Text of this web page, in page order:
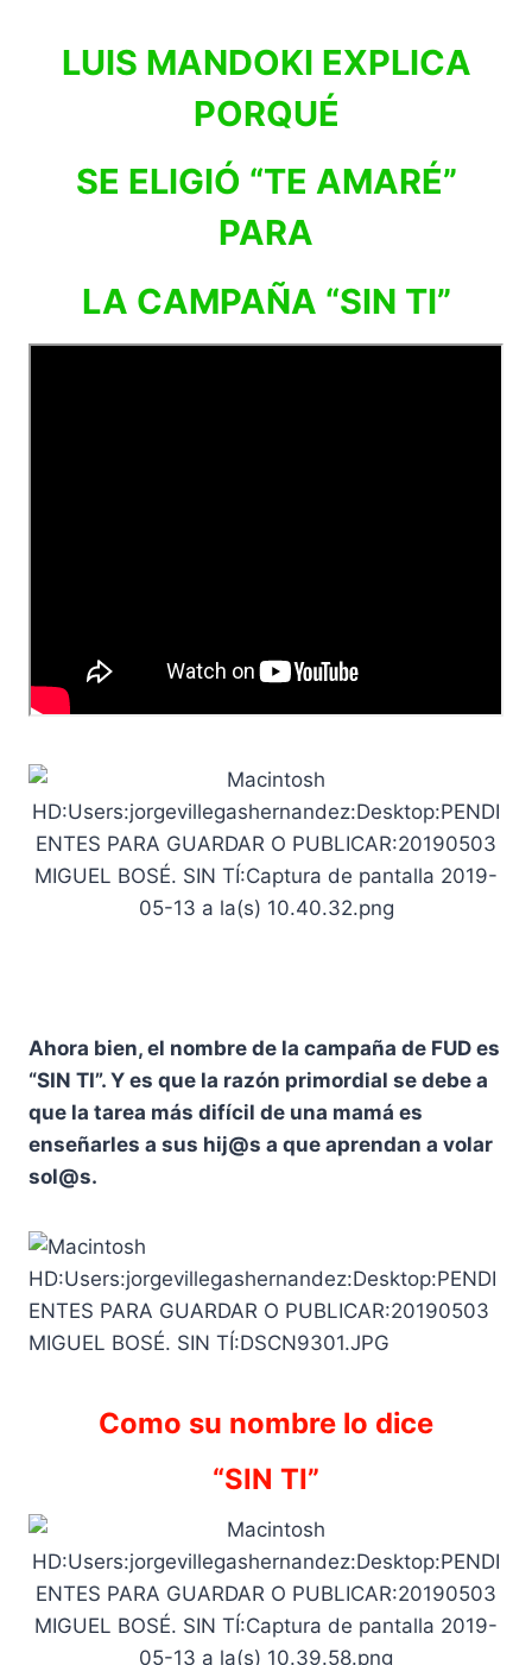
LUIS MANDOKI EXPLICA
PORQUÉ
SE ELIGIÓ “TE AMARÉ”
PARA
LA CAMPAÑA “SIN TI”
Ahora bien, el nombre de la campaña de FUD es
“SIN TI”. Y es que la razón primordial se debe a
que la tarea más difícil de una mamá es
enseñarles a sus hij@s a que aprendan a volar
sol@s.
Como su nombre lo dice
“SIN TI”